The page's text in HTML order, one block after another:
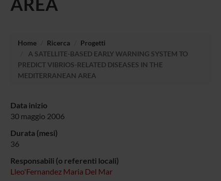
Home Ricerca
Progetti
A SATELLITE-BASED EARLY WARNING SYSTEM TO
PREDICT VIBRIOS-RELATED DISEASES IN THE
MEDITERRANEAN AREA
Data inizio
30 maggio 2006
Durata (mesi)
36
Responsabili (o referenti locali)
Lleo'Fernandez Maria Del Mar